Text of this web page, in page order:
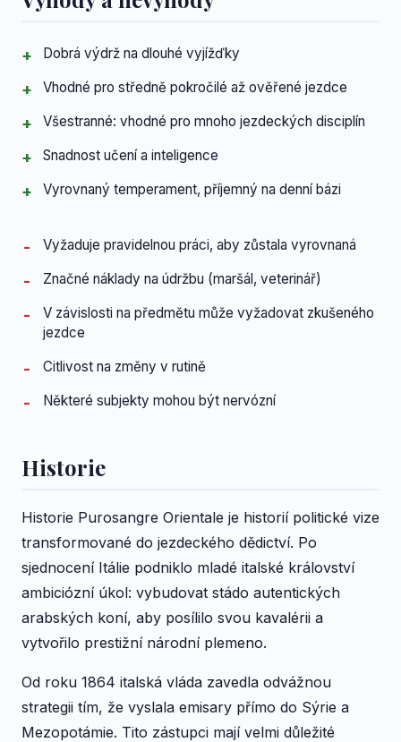
Dobrá výdrž na dlouhé vyjížďky
Vhodné pro středně pokročilé až ověřené jezdce
Všestranné: vhodné pro mnoho jezdeckých disciplín
Snadnost učení a inteligence
Vyrovnaný temperament, příjemný na denní bázi
Vyžaduje pravidelnou práci, aby zůstala vyrovnaná
Značné náklady na údržbu (maršál, veterinář)
V závislosti na předmětu může vyžadovat zkušeného
jezdce
Citlivost na změny v rutině
Některé subjekty mohou být nervózní
Historie
Historie Purosangre Orientale je historií politické vize
transformované do jezdeckého dědictví. Po
sjednocení Itálie podniklo mladé italské království
ambiciózní úkol: vybudovat stádo autentických
arabských koní, aby posílilo svou kavalérii a
vytvořilo prestižní národní plemeno.
Od roku 1864 italská vláda zavedla odvážnou
strategii tím, že vyslala emisary přímo do Sýrie a
Mezopotámie. Tito zástupci mají velmi důležité